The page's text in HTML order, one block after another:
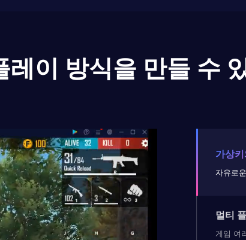
이 방식을 만들 수
가상
자유로
멀티
게임 여